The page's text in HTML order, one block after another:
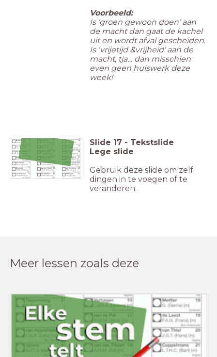
Voorbeeld:
Is ‘groen gewoon doen’ aan
de macht dan gaat de kachel
uit en wordt afval gescheiden.
Is ‘vrijetijd &vrijheid’ aan de
macht, tja… dan misschien
even geen huiswerk deze
week!
Slide 17 - Tekstslide
Lege slide
Gebruik deze slide om zelf
dingen in te voegen of te
veranderen.
Meer lessen zoals deze